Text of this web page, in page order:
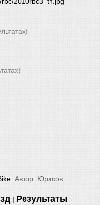
Автор: Юрасов
| Результаты